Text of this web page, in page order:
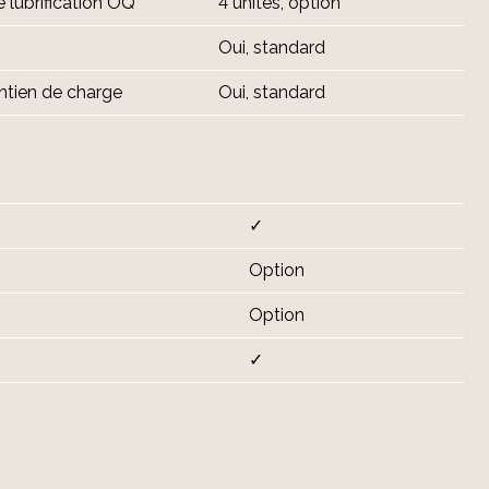
Oui, standard
de charge Oui, standard
✓
Option
Option
✓